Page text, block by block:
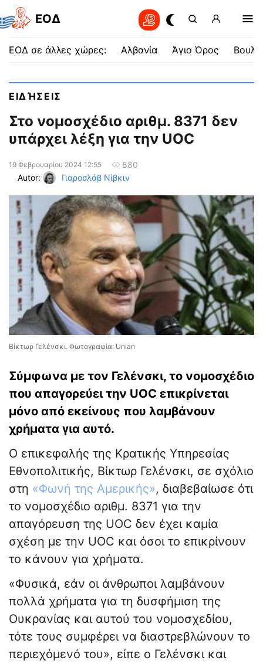
EOΔ
ΕΟΔ σε άλλες χώρες: Αλβανία Άγιο Όρος
ΕΙΔΉΣΕΙΣ
Στο νομοσχέδιο αριθμ. 8371 δεν
υπάρχει λέξη για την UOC
19 Φεβρουαρίου 2024 12:55
880
Autor:
Γιαροσλάβ Νίβκιν
Βίκτωρ Γελένσκι. Φωτογραφία: Unian
Σύμφωνα με τον Γελένσκι, το νομοσχέδιο
που απαγορεύει την UOC επικρίνεται
μόνο από εκείνους που λαμβάνουν
χρήματα για αυτό.
Ο επικεφαλής της Κρατικής Υπηρεσίας
Εθνοπολιτικής, Βίκτωρ Γελένσκι, σε σχόλιο
στη «Φωνή της Αμερικής», διαβεβαίωσε ότι
το νομοσχέδιο αριθμ. 8371 για την
απαγόρευση της UOC δεν έχει καμία
σχέση με την UOC και όσοι το επικρίνουν
το κάνουν για χρήματα.
«Φυσικά, εάν οι άνθρωποι λαμβάνουν
πολλά χρήματα για τη δυσφήμιση της
Ουκρανίας και αυτού του νομοσχεδίου,
τότε τους συμφέρει να διαστρεβλώνουν το
περιεχόμενό του», είπε ο Γελένσκι και